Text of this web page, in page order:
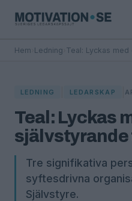
Hem Ledning Teal: Lyckas
LEDNING LEDARSKAP
Teal: Lyckas
självstyrande
Tre signifikativa
syftesdrivna
Självstyre.